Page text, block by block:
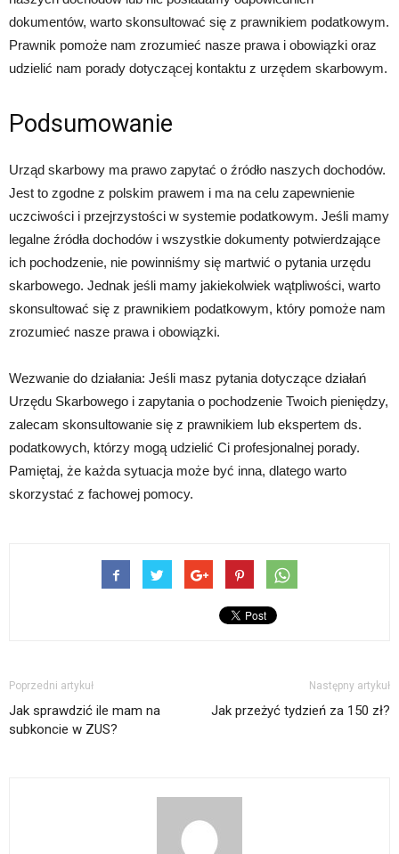
dokumentów, warto skonsultować się z prawnikiem podatkowym.
Prawnik pomoże nam zrozumieć nasze prawa i obowiązki oraz
udzielić nam porady dotyczącej kontaktu z urzędem skarbowym.
Podsumowanie
Urząd skarbowy ma prawo zapytać o źródło naszych dochodów.
Jest to zgodne z polskim prawem i ma na celu zapewnienie
uczciwości i przejrzystości w systemie podatkowym. Jeśli mamy
legalne źródła dochodów i wszystkie dokumenty potwierdzające
ich pochodzenie, nie powinniśmy się martwić o pytania urzędu
skarbowego. Jednak jeśli mamy jakiekolwiek wątpliwości, warto
skonsultować się z prawnikiem podatkowym, który pomoże nam
zrozumieć nasze prawa i obowiązki.
Wezwanie do działania: Jeśli masz pytania dotyczące działań
Urzędu Skarbowego i zapytania o pochodzenie Twoich pieniędzy,
zalecam skonsultowanie się z prawnikiem lub ekspertem ds.
podatkowych, którzy mogą udzielić Ci profesjonalnej porady.
Pamiętaj, że każda sytuacja może być inna, dlatego warto
skorzystać z fachowej pomocy.
Poprzedni artykuł
Jak sprawdzić ile mam na
subkoncie w ZUS?
Następny artykuł
Jak przeżyć tydzień za 150 zł?